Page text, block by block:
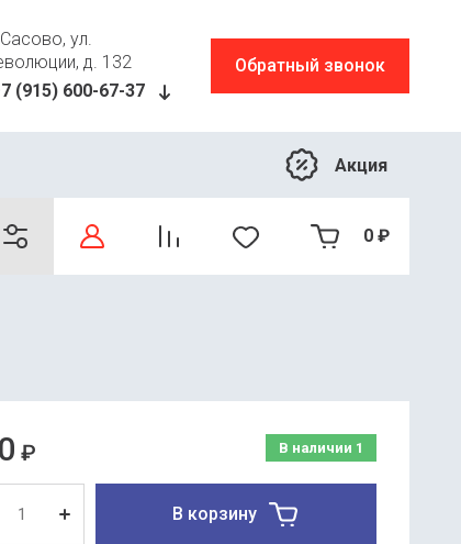
ул.
д. 132
(915) 600-67-37
Обратный звонок
Акция
0 ₽
В наличии 1
₽
В корзину